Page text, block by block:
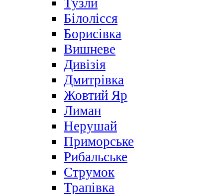
Тузли
Білолісся
Борисівка
Вишневе
Дивізія
Дмитрівка
Жовтий Яр
Лиман
Нерушай
Приморське
Рибальське
Струмок
Трапівка